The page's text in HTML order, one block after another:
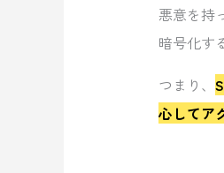
悪意を持
暗号化す
つまり、
心してア